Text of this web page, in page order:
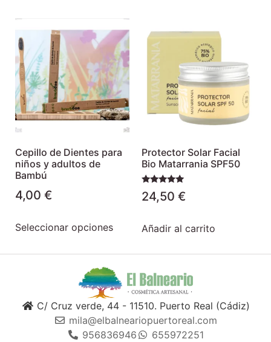
Cepillo de Dientes para
niños y adultos de
Bambú
4,00 €
Seleccionar opciones
Protector Solar Facial
Bio Matarrania SPF50
Valorado
con
24,50 €
Añadir al carrito
C/ Cruz verde, 44 - 11510. Puerto Real (Cádiz)
mila@elbalneariopuertoreal.com
956836946
655972251